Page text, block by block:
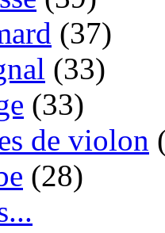
(37)
(33)
(33)
de violon
(28)